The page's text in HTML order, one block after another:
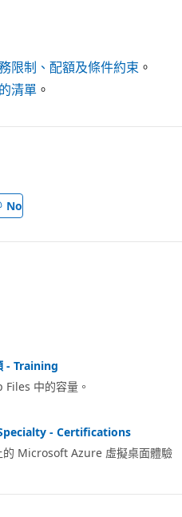
限制、配額及條件約束 。
清單 。
No
- Training
中的容量。
- Certifications
的 Microsoft Azure 虛擬桌面體驗